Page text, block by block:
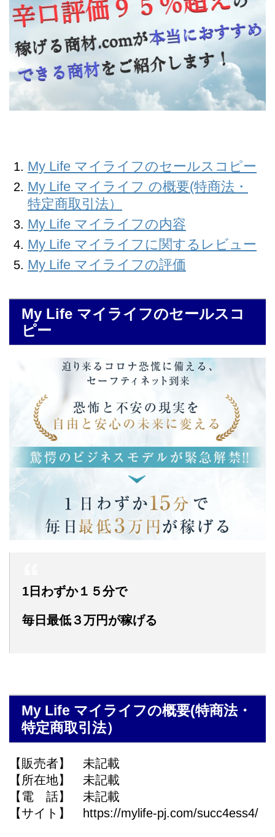
My Life マイライフのセールスコピー
My Life マイライフ の概要(特商法・
特定商取引法）
My Life マイライフの内容
My Life マイライフに関するレビュー
My Life マイライフの評価
My Life マイライフのセールスコ
ピー
1日わずか１５分で
毎日最低３万円が稼げる
My Life マイライフの概要(特商法・
特定商取引法）
【販売者】 未記載
【所在地】 未記載
【電 話】 未記載
【サイト】 https://mylife-pj.com/succ4ess4/